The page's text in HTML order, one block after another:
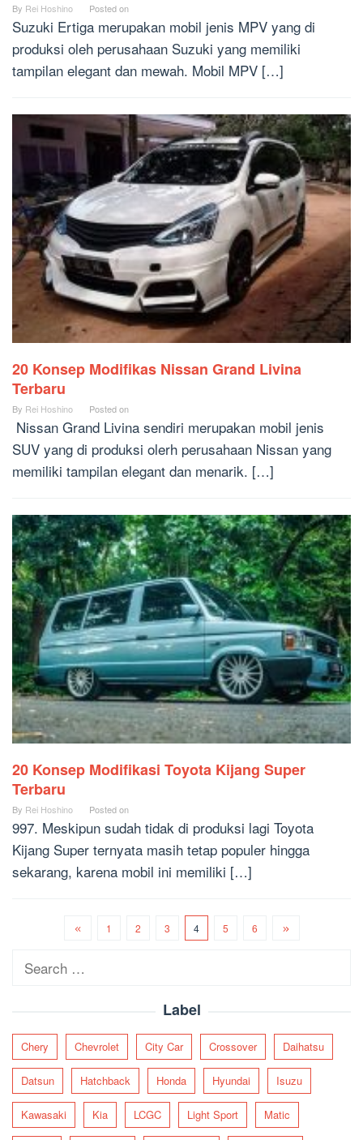
By Rei Hoshino Posted on
Suzuki Ertiga merupakan mobil jenis MPV yang di
produksi oleh perusahaan Suzuki yang memiliki
tampilan elegant dan mewah. Mobil MPV […]
20 Konsep Modifikas Nissan Grand Livina
Terbaru
By Rei Hoshino Posted on
Nissan Grand Livina sendiri merupakan mobil jenis
SUV yang di produksi olerh perusahaan Nissan yang
memiliki tampilan elegant dan menarik. […]
20 Konsep Modifikasi Toyota Kijang Super
Terbaru
By Rei Hoshino Posted on
997. Meskipun sudah tidak di produksi lagi Toyota
Kijang Super ternyata masih tetap populer hingga
sekarang, karena mobil ini memiliki […]
1 2 3 4 5 6
Search
Label
Chery Chevrolet City Car Crossover Daihatsu
Datsun Hatchback Honda Hyundai Isuzu
Kawasaki Kia LCGC Light Sport Matic